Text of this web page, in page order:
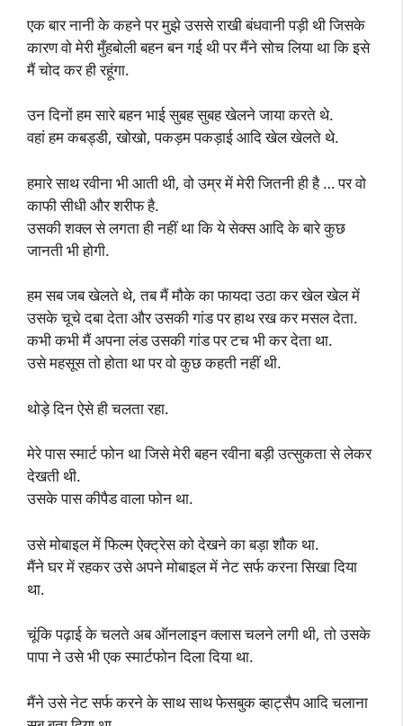
एक बार नानी के कहने पर मुझे उससे राखी बंधवानी पड़ी थी जिसके
कारण वो मेरी मुँहबोली बहन बन गई थी पर मैंने सोच लिया था कि इसे
मैं चोद कर ही रहूंगा.
उन दिनों हम सारे बहन भाई सुबह सुबह खेलने जाया करते थे.
वहां हम कबड्डी, खोखो, पकड़म पकड़ाई आदि खेल खेलते थे.
हमारे साथ रवीना भी आती थी, वो उम्र में मेरी जितनी ही है … पर वो
काफी सीधी और शरीफ है.
उसकी शक्ल से लगता ही नहीं था कि ये सेक्स आदि के बारे कुछ
जानती भी होगी.
हम सब जब खेलते थे, तब मैं मौके का फायदा उठा कर खेल खेल में
उसके चूचे दबा देता और उसकी गांड पर हाथ रख कर मसल देता.
कभी कभी मैं अपना लंड उसकी गांड पर टच भी कर देता था.
उसे महसूस तो होता था पर वो कुछ कहती नहीं थी.
थोड़े दिन ऐसे ही चलता रहा.
मेरे पास स्मार्ट फोन था जिसे मेरी बहन रवीना बड़ी उत्सुकता से लेकर
देखती थी.
उसके पास कीपैड वाला फोन था.
उसे मोबाइल में फिल्म ऐक्ट्रेस को देखने का बड़ा शौक था.
मैंने घर में रहकर उसे अपने मोबाइल में नेट सर्फ करना सिखा दिया
था.
चूंकि पढ़ाई के चलते अब ऑनलाइन क्लास चलने लगी थी, तो उसके
पापा ने उसे भी एक स्मार्टफोन दिला दिया था.
मैंने उसे नेट सर्फ करने के साथ साथ फेसबुक व्हाट्सैप आदि चलाना